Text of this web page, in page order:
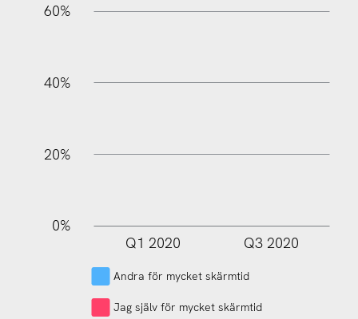
60%
40%
20%
0%
Q1 2020 Q3 2020
Andra för mycket skärmtid
Jag själv för mycket skärmtid